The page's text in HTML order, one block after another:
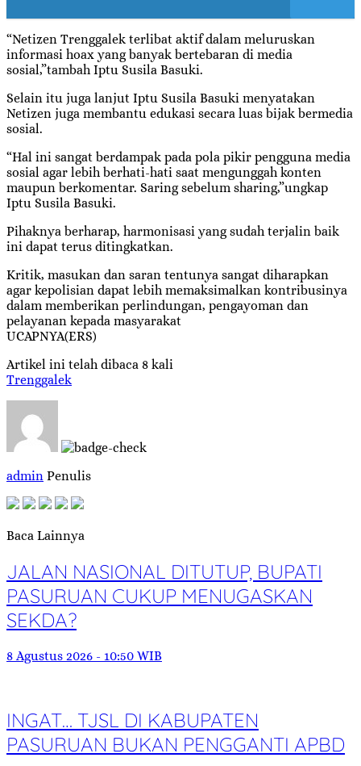
“Netizen Trenggalek terlibat aktif dalam meluruskan
informasi hoax yang banyak bertebaran di media
sosial,”tambah Iptu Susila Basuki.
Selain itu juga lanjut Iptu Susila Basuki menyatakan
Netizen juga membantu edukasi secara luas bijak bermedia
sosial.
“Hal ini sangat berdampak pada pola pikir pengguna media
sosial agar lebih berhati-hati saat mengunggah konten
maupun berkomentar. Saring sebelum sharing,”ungkap
Iptu Susila Basuki.
Pihaknya berharap, harmonisasi yang sudah terjalin baik
ini dapat terus ditingkatkan.
Kritik, masukan dan saran tentunya sangat diharapkan
agar kepolisian dapat lebih memaksimalkan kontribusinya
dalam memberikan perlindungan, pengayoman dan
pelayanan kepada masyarakat
UCAPNYA(ERS)
Artikel ini telah dibaca 8 kali
Trenggalek
admin Penulis
Baca Lainnya
JALAN NASIONAL DITUTUP, BUPATI
PASURUAN CUKUP MENUGASKAN
SEKDA?
8 Agustus 2026 - 10:50 WIB
INGAT… TJSL DI KABUPATEN
PASURUAN BUKAN PENGGANTI APBD